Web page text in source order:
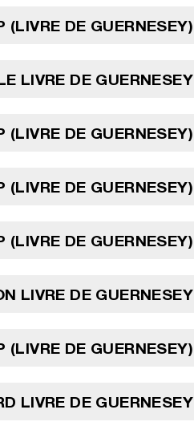
(LIVRE DE GUERNESEY)
LIVRE DE GUERNESEY
(LIVRE DE GUERNESEY)
(LIVRE DE GUERNESEY)
(LIVRE DE GUERNESEY)
LIVRE DE GUERNESEY
(LIVRE DE GUERNESEY)
LIVRE DE GUERNESEY